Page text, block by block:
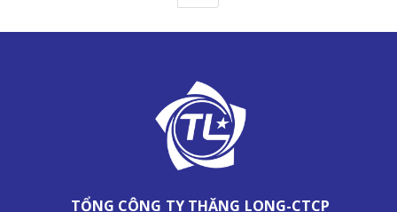
TỔNG CÔNG TY THĂNG LONG-CTCP